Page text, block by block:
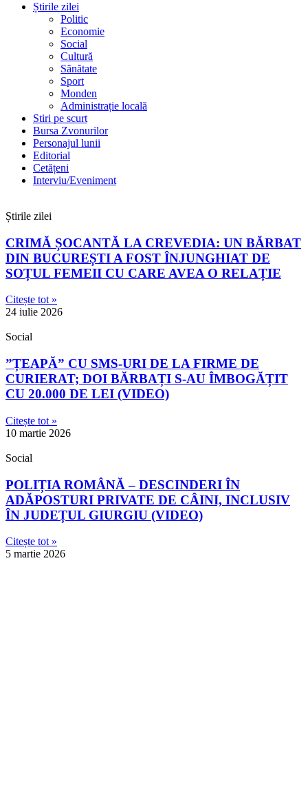
Știrile zilei
Politic
Economie
Social
Cultură
Sănătate
Sport
Monden
Administrație locală
Stiri pe scurt
Bursa Zvonurilor
Personajul lunii
Editorial
Cetățeni
Interviu/Eveniment
Știrile zilei
CRIMĂ ȘOCANTĂ LA CREVEDIA: UN BĂRBAT
DIN BUCUREȘTI A FOST ÎNJUNGHIAT DE
SOȚUL FEMEII CU CARE AVEA O RELAȚIE
Citește tot »
24 iulie 2026
Social
”ȚEAPĂ” CU SMS-URI DE LA FIRME DE
CURIERAT; DOI BĂRBAȚI S-AU ÎMBOGĂȚIT
CU 20.000 DE LEI (VIDEO)
Citește tot »
10 martie 2026
Social
POLIȚIA ROMÂNĂ – DESCINDERI ÎN
ADĂPOSTURI PRIVATE DE CÂINI, INCLUSIV
ÎN JUDEȚUL GIURGIU (VIDEO)
Citește tot »
5 martie 2026